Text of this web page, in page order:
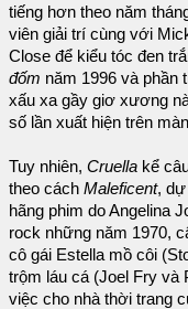
tiếng hơn theo năm
viên giải trí cùng với
Close để kiểu tóc đen
đốm năm 1996 và phần
xấu xa gầy giơ xương
số lần xuất hiện trên
Tuy nhiên, Cruella kể
theo cách Maleficent, dự
hãng phim do Angelina
rock những năm 1970,
cô gái Estella mồ côi
trộm láu cá (Joel Fry và
việc cho nhà thời trang